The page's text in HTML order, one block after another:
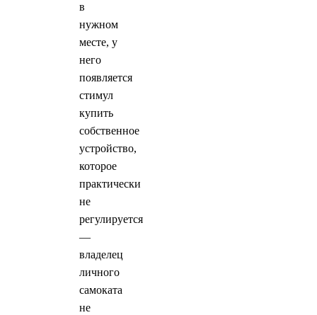
в
нужном
месте, у
него
появляется
стимул
купить
собственное
устройство,
которое
практически
не
регулируется
—
владелец
личного
самоката
не